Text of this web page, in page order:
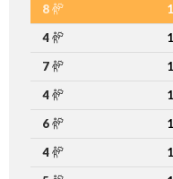
8
4
7
4
6
4